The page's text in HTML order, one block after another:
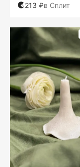
213 ₽в Сплит